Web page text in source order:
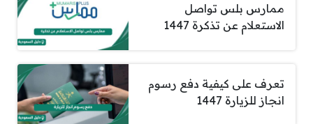
ممارس بلس تواصل
الاستعلام عن تذكرة 1447
تعرف على كيفية دفع رسوم
انجاز للزيارة 1447